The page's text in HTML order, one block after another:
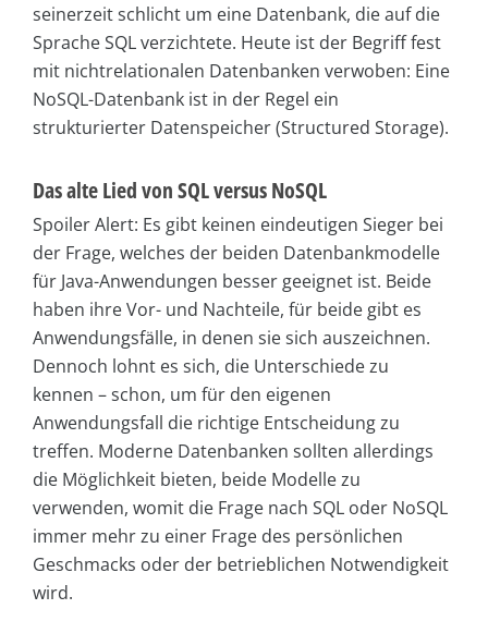
seinerzeit schlicht um eine Datenbank, die auf die
Sprache SQL verzichtete. Heute ist der Begriff fest
mit nichtrelationalen Datenbanken verwoben: Eine
NoSQL-Datenbank ist in der Regel ein
strukturierter Datenspeicher (Structured Storage).
Das alte Lied von SQL versus NoSQL
Spoiler Alert: Es gibt keinen eindeutigen Sieger bei
der Frage, welches der beiden Datenbankmodelle
für Java-Anwendungen besser geeignet ist. Beide
haben ihre Vor- und Nachteile, für beide gibt es
Anwendungsfälle, in denen sie sich auszeichnen.
Dennoch lohnt es sich, die Unterschiede zu
kennen – schon, um für den eigenen
Anwendungsfall die richtige Entscheidung zu
treffen. Moderne Datenbanken sollten allerdings
die Möglichkeit bieten, beide Modelle zu
verwenden, womit die Frage nach SQL oder NoSQL
immer mehr zu einer Frage des persönlichen
Geschmacks oder der betrieblichen Notwendigkeit
wird.